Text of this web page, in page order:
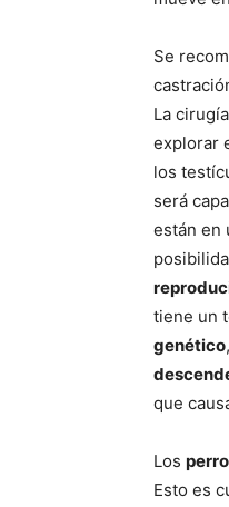
Se
La
explorar
los
será
están en
tiene un
genético
que
Los
Esto es